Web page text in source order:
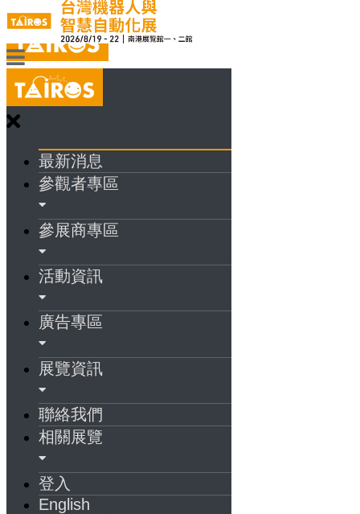
最新消息
參觀者專區
參展商專區
活動資訊
廣告專區
展覽資訊
聯絡我們
相關展覽
登入
English